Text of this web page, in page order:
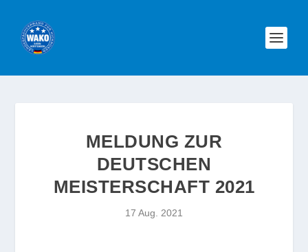
MELDUNG ZUR
DEUTSCHEN
MEISTERSCHAFT 2021
17 Aug. 2021